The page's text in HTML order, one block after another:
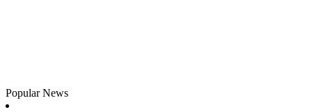
Popular News